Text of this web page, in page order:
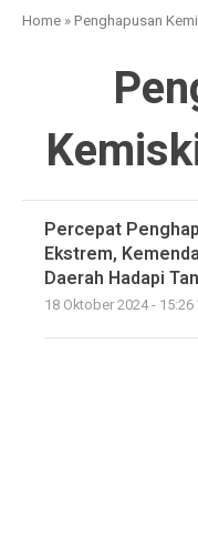
Home »Penghapusan
Percepat
Ekstrem,
Daerah Hadapi
18 Oktober 2024 - 15:26